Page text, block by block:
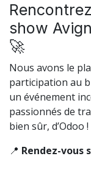
show
🚀
Nous avons le
participation au
un événement
passionnés de
bien sûr, d’Odoo !
📍 Rendez-vous